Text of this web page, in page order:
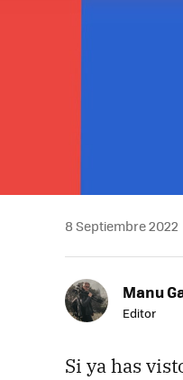
8 Septiembre 2022
Manu
Editor
Si ya has